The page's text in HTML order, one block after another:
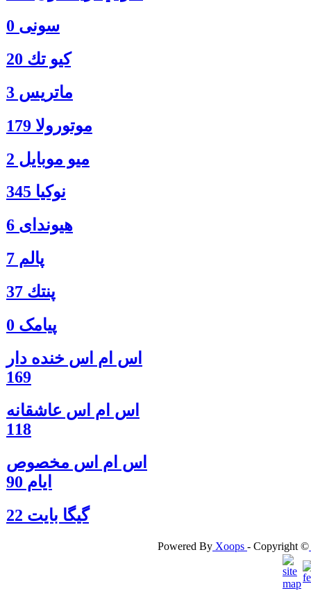
سونی 0
كيو تك 20
ماتريس 3
موتورولا 179
ميو موبايل 2
نوكيا 345
هیوندای 6
پالم 7
پنتك 37
پیامک 0
اس ام اس خنده دار
169
اس ام اس عاشقانه
118
اس ام اس مخصوص
ایام 90
گيگا بايت 22
Powered By Xoops - Copyright ©